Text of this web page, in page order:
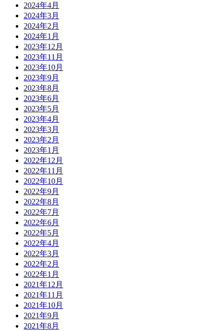
2024年4月
2024年3月
2024年2月
2024年1月
2023年12月
2023年11月
2023年10月
2023年9月
2023年8月
2023年6月
2023年5月
2023年4月
2023年3月
2023年2月
2023年1月
2022年12月
2022年11月
2022年10月
2022年9月
2022年8月
2022年7月
2022年6月
2022年5月
2022年4月
2022年3月
2022年2月
2022年1月
2021年12月
2021年11月
2021年10月
2021年9月
2021年8月